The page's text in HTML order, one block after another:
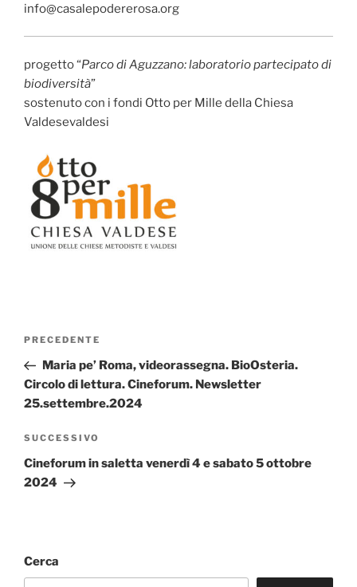
info@casalepodererosa.org
progetto “Parco di Aguzzano: laboratorio partecipato di
biodiversità”
sostenuto con i fondi Otto per Mille della Chiesa
Valdesevaldesi
Navigazione
Articolo
precedente:
PRECEDENTE
Maria pe’ Roma, videorassegna. BioOsteria.
Circolo di lettura. Cineforum. Newsletter
25.settembre.2024
Articolo
successivo
SUCCESSIVO
Cineforum in saletta venerdì 4 e sabato 5 ottobre
2024
Cerca